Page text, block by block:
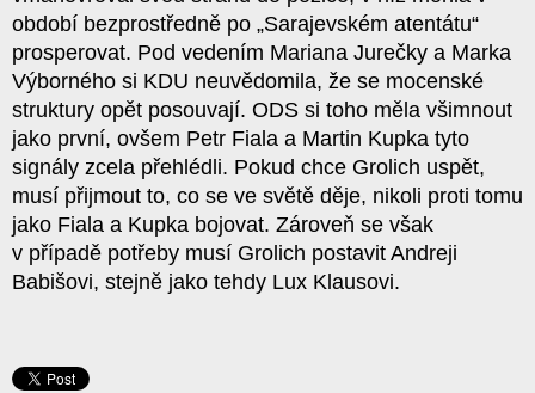
období bezprostředně po „Sarajevském atentátu“
prosperovat. Pod vedením Mariana Jurečky a Marka
Výborného si KDU neuvědomila, že se mocenské
struktury opět posouvají. ODS si toho měla všimnout
jako první, ovšem Petr Fiala a Martin Kupka tyto
signály zcela přehlédli. Pokud chce Grolich uspět,
musí přijmout to, co se ve světě děje, nikoli proti tomu
jako Fiala a Kupka bojovat. Zároveň se však
v případě potřeby musí Grolich postavit Andreji
Babišovi, stejně jako tehdy Lux Klausovi.